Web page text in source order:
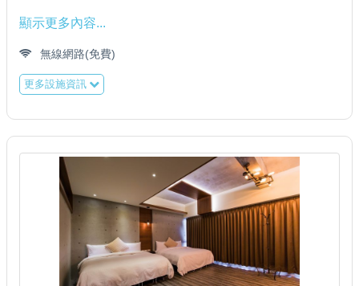
＊五星級老K獨立筒床墊(加大6呎*6.2呎)／羽絨枕 ／ 羽
＊日立分離式變頻冷氣
＊42吋液晶電視 ／ wifi無線上網
＊單門電冰箱 ／ 電熱水瓶 ／ 吹風機
＊乾溼分離衛浴設備
＊黑松純水 ／ 天仁玄米茶 ／ 老舊金山咖啡包 Swiss
Miss巧克力（兒童限定）
＊盥洗用具--上山採藥(沐浴乳／洗髮精／大小毛巾／牙刷
(男、女)／潤髮乳 ／ 刮鬍刀 ／ 梳子（告知給附）
顯示更多內容...
無線網路(免費)
更多設施資訊